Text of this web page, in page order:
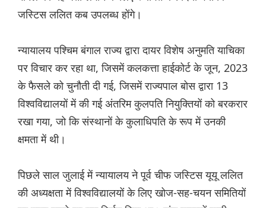
जस्टिस ललित कब उपलब्ध होंगे।
न्यायालय पश्चिम बंगाल राज्य द्वारा दायर विशेष अनुमति याचिका
पर विचार कर रहा था, जिसमें कलकत्ता हाईकोर्ट के जून, 2023
के फैसले को चुनौती दी गई, जिसमें राज्यपाल बोस द्वारा 13
विश्वविद्यालयों में की गई अंतरिम कुलपति नियुक्तियों को बरकरार
रखा गया, जो कि संस्थानों के कुलाधिपति के रूप में उनकी
क्षमता में थी।
पिछले साल जुलाई में न्यायालय ने पूर्व चीफ जस्टिस यूयू ललित
की अध्यक्षता में विश्वविद्यालयों के लिए खोज-सह-चयन समितियों